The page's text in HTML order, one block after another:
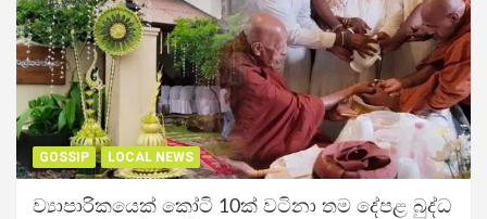
GOSSIP LOCAL NEWS
ව්‍යාපාරිකයෙක් කෝටි 10ක් වටිනා තම දේපළ බුද්ධ